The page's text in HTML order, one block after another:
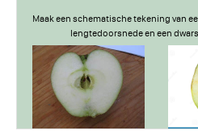
Maak een schematische tekening van
lengtedoorsnede en een